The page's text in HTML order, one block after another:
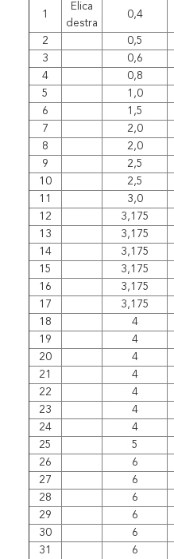
1
Elica
destra
0,4
2 0,5
3
0,6
4
0,8
5
1,0
6
1,5
7
2,0
8
2,0
9
2,5
10
2,5
11
3,0
12
3,175
13
3,175
14
3,175
15
3,175
16
3,175
17
3,175
18
4
19
4
20
4
21
4
22
4
23
4
24
4
25
5
26
6
27
6
28
6
29
6
30
6
31
6